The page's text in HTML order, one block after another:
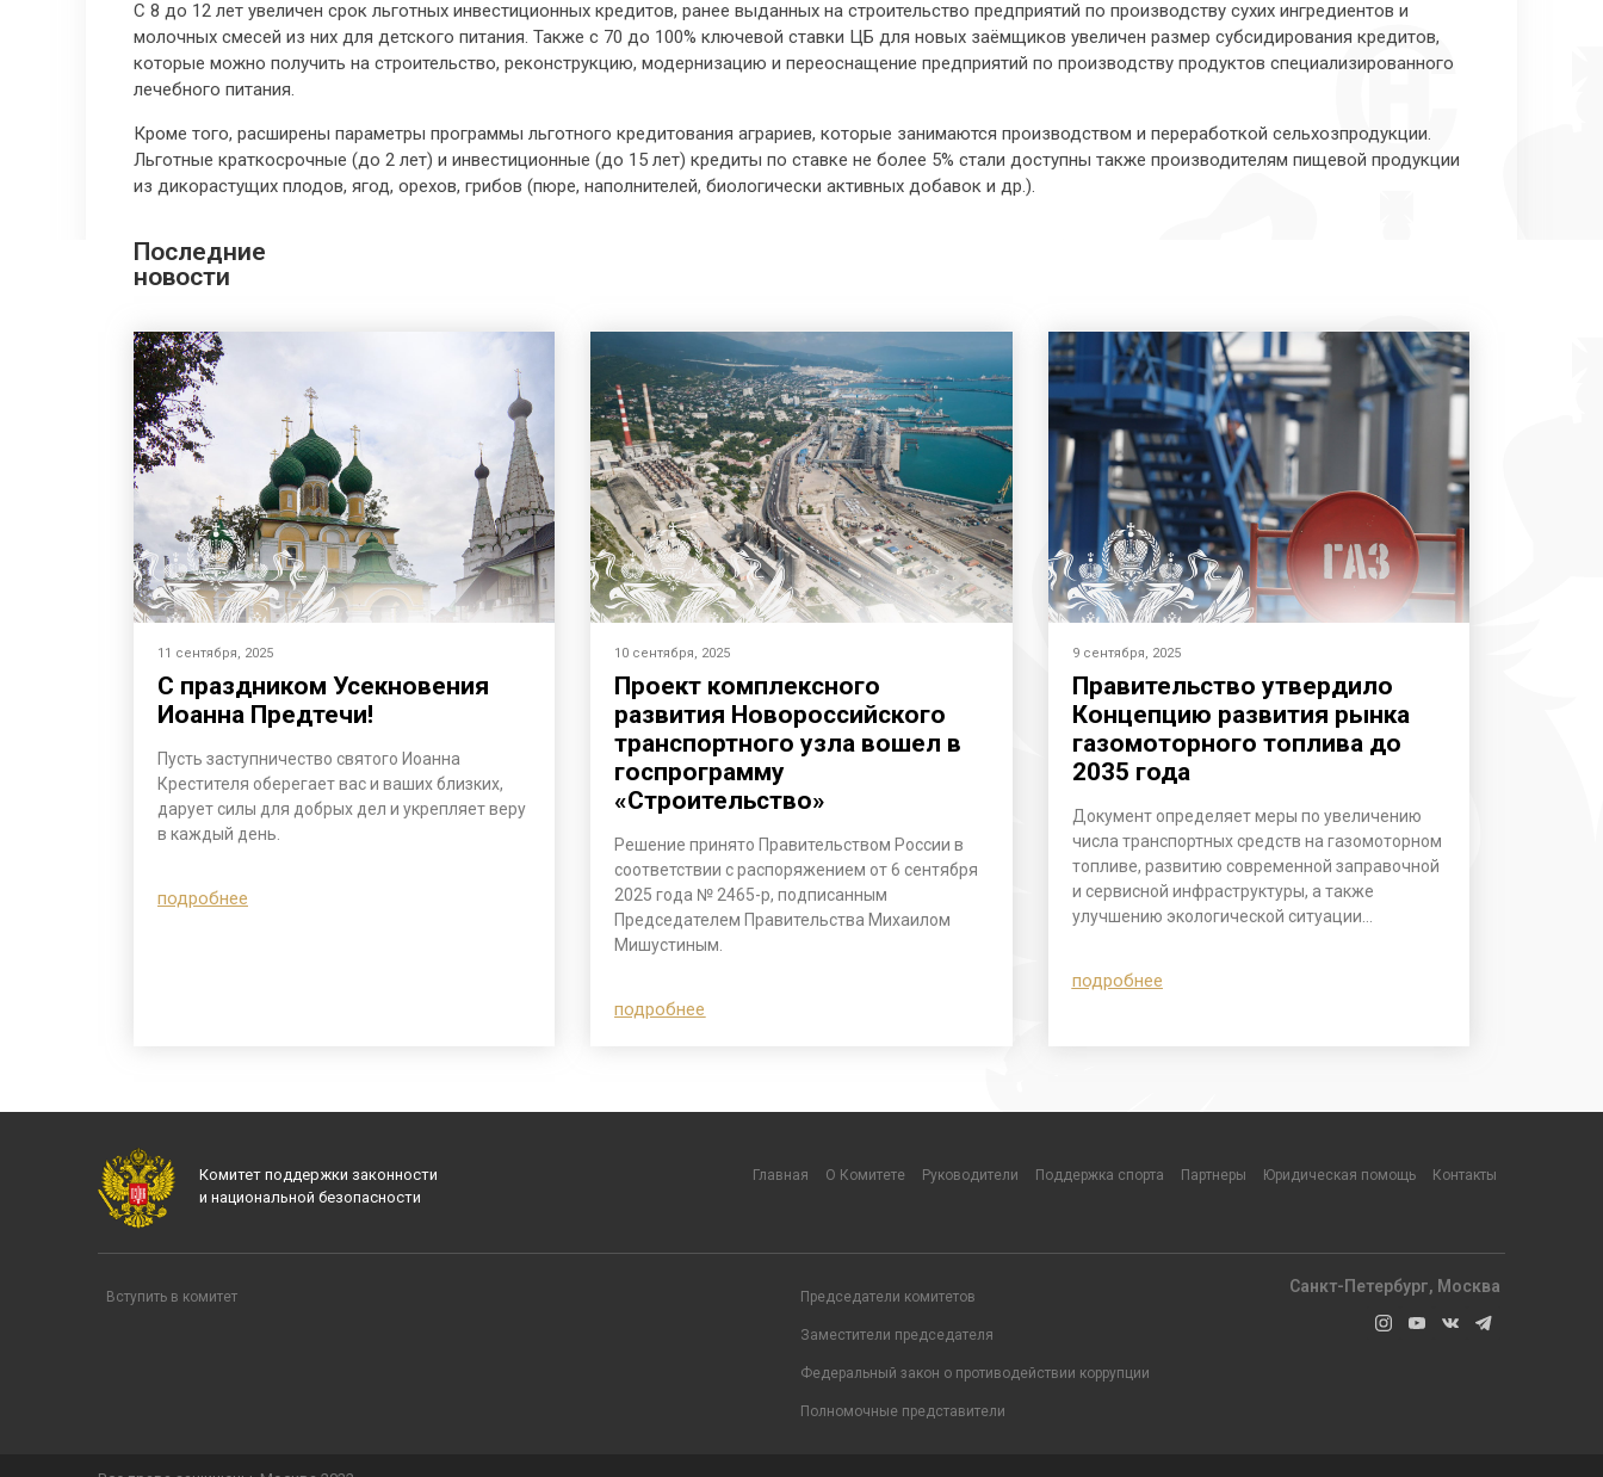
С 8 до 12 лет увеличен срок льготных инвестиционных кредитов, ранее выданных на строительство предприятий по производству сухих ингредиентов и
молочных смесей из них для детского питания. Также с 70 до 100% ключевой ставки ЦБ для новых заёмщиков увеличен размер субсидирования кредитов,
которые можно получить на строительство, реконструкцию, модернизацию и переоснащение предприятий по производству продуктов специализированного
лечебного питания.
Кроме того, расширены параметры программы льготного кредитования аграриев, которые занимаются производством и переработкой сельхозпродукции.
Льготные краткосрочные (до 2 лет) и инвестиционные (до 15 лет) кредиты по ставке не более 5% стали доступны также производителям пищевой продукции
из дикорастущих плодов, ягод, орехов, грибов (пюре, наполнителей, биологически активных добавок и др.).
Последние
новости
11 сентября, 2025
С праздником Усекновения
Иоанна Предтечи!
Пусть заступничество святого Иоанна
Крестителя оберегает вас и ваших близких,
дарует силы для добрых дел и укрепляет веру
в каждый день.
подробнее
10 сентября, 2025
Проект комплексного
развития Новороссийского
транспортного узла вошел в
госпрограмму
«Строительство»
Решение принято Правительством России в
соответствии с распоряжением от 6 сентября
2025 года № 2465-р, подписанным
Председателем Правительства Михаилом
Мишустиным.
подробнее
9 сентября, 2025
Правительство утвердило
Концепцию развития рынка
газомоторного топлива до
2035 года
Документ определяет меры по увеличению
числа транспортных средств на газомоторном
топливе, развитию современной заправочной
и сервисной инфраструктуры, а также
улучшению экологической ситуации…
подробнее
Комитет поддержки законности
и национальной безопасности
Главная О Комитете Руководители Поддержка спорта Партнеры Юридическая помощь Контакты
Вступить в комитет Председатели комитетов
Заместители председателя
Федеральный закон о противодействии коррупции
Полномочные представители
Санкт-Петербург, Москва